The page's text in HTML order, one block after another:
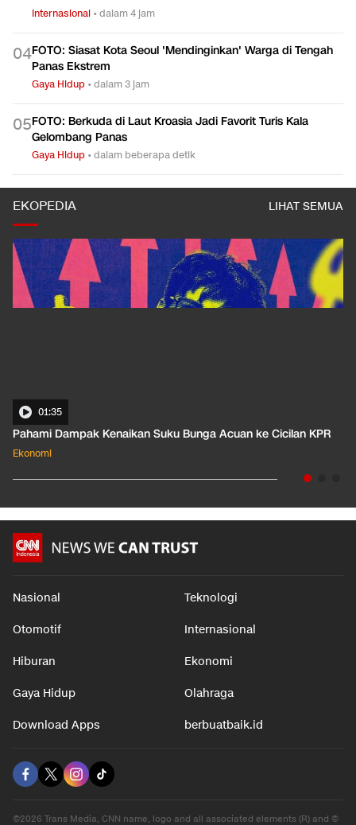
Internasional •dalam 4 jam
04FOTO: Siasat Kota Seoul 'Mendinginkan' Warga di Tengah
Panas Ekstrem
Gaya Hidup •dalam 3 jam
05FOTO: Berkuda di Laut Kroasia Jadi Favorit Turis Kala
Gelombang Panas
Gaya Hidup •dalam beberapa detik
EKOPEDIA LIHAT SEMUA
01:35
Pahami Dampak Kenaikan Suku Bunga Acuan ke Cicilan KPR
Ekonomi
Nasional Teknologi
Otomotif Internasional
Hiburan Ekonomi
Gaya Hidup Olahraga
Download Apps berbuatbaik.id
©2026 Trans Media, CNN name, logo and all associated elements (R) and ©